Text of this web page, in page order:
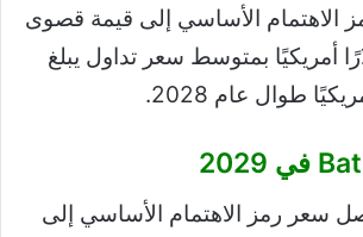
الاهتمام الأساسي إلى قيمة قصوى
دولارًا أمريكيًا بمتوسط ​​سعر تداول يبلغ
سعر رمز الاهتمام الأساسي إلى